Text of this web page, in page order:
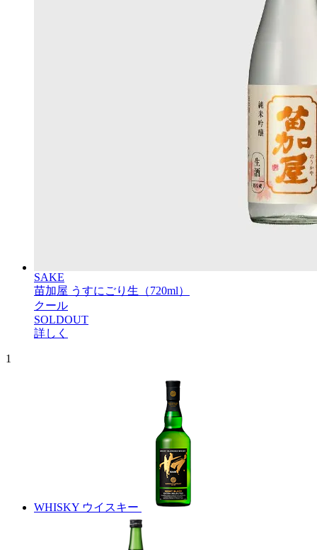
SAKE
苗加屋 うすにごり生（720ml）
クール
SOLDOUT
詳しく
1
WHISKY ウイスキー